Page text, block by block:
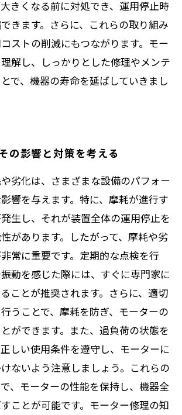
きくなる前に対処でき、運用停止時
きます。さらに、これらの取り組み
ストの削減にもつながります。モー
解し、しっかりとした修理やメンテ
で、機器の寿命を延ばしていきまし
の影響と対策を考える
劣化は、さまざまな設備のパフォー
響を与えます。特に、摩耗が進行す
生し、それが装置全体の運用停止を
があります。したがって、摩耗や劣
常に重要です。定期的な点検を行
動を感じた際には、すぐに専門家に
ことが推奨されます。さらに、適切
うことで、摩耗を防ぎ、モーターの
ができます。また、過負荷の状態を
しい使用条件を遵守し、モーターに
ないよう注意しましょう。これらの
、モーターの性能を保持し、機器全
ことが可能です。モーター修理の知